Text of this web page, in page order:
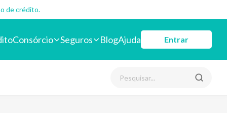
de crédito.
Consórcio Seguros BlogAjuda Entrar